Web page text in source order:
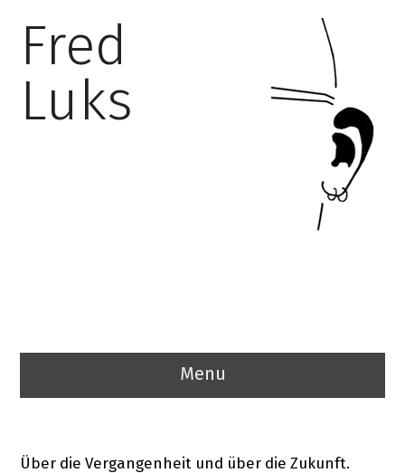
Fred
Luks
Menu
Über die Vergangenheit und über die Zukunft.